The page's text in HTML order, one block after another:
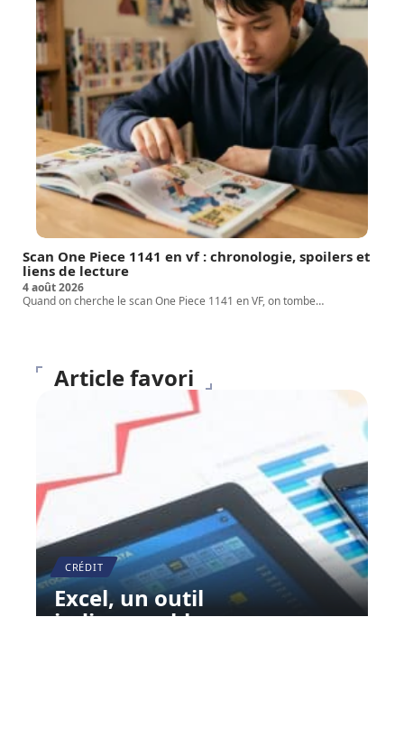
Scan One Piece 1141 en vf : chronologie, spoilers et
liens de lecture
4 août 2026
Quand on cherche le scan One Piece 1141 en VF, on tombe…
Article favori
CRÉDIT
Excel, un outil
indispensable